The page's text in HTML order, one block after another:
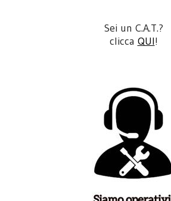
Sei un C.A.T.?
clicca QUI!